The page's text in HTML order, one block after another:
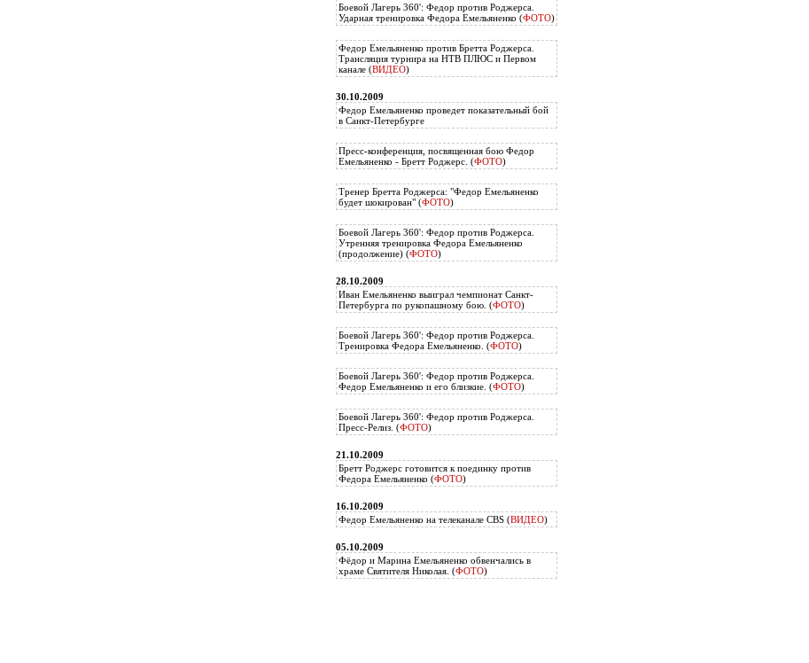
Боевой Лагерь 360': Федор против Роджерса.
Ударная тренировка Федора Емельяненко (ФОТО)
Федор Емельяненко против Бретта Роджерса.
Трансляция турнира на НТВ ПЛЮС и Первом
канале (ВИДЕО)
30.10.2009
Федор Емельяненко проведет показательный бой
в Санкт-Петербурге
Пресс-конференция, посвященная бою Федор
Емельяненко - Бретт Роджерс. (ФОТО)
Тренер Бретта Роджерса: "Федор Емельяненко
будет шокирован" (ФОТО)
Боевой Лагерь 360': Федор против Роджерса.
Утренняя тренировка Федора Емельяненко
(продолжение) (ФОТО)
28.10.2009
Иван Емельяненко выиграл чемпионат Санкт-
Петербурга по рукопашному бою. (ФОТО)
Боевой Лагерь 360': Федор против Роджерса.
Тренировка Федора Емельяненко. (ФОТО)
Боевой Лагерь 360': Федор против Роджерса.
Федор Емельяненко и его близкие. (ФОТО)
Боевой Лагерь 360': Федор против Роджерса.
Пресс-Релиз. (ФОТО)
21.10.2009
Бретт Роджерс готовится к поединку против
Федора Емельяненко (ФОТО)
16.10.2009
Федор Емельяненко на телеканале CBS (ВИДЕО)
05.10.2009
Фёдор и Марина Емельяненко обвенчались в
храме Святителя Николая. (ФОТО)